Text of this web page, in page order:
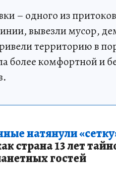
– одного из
вывезли мусор,
территорию в
более комфортной и
натянули
страна 13 лет
гостей